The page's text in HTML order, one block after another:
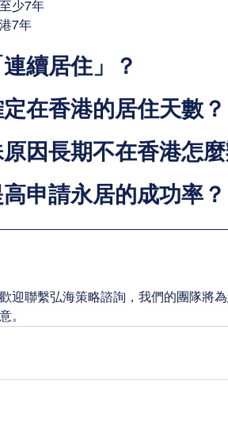
少7年
7年
續居住」？
在香港的居住天數？
因長期不在香港怎麼
申請永居的成功率？
迎聯繫弘海策略諮詢，我們的團隊將
。